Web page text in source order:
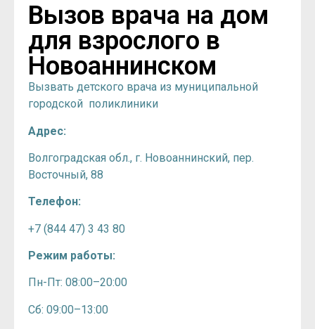
Вызов врача на дом
для взрослого в
Новоаннинском
Вызвать детского врача из муниципальной
городской поликлиники
Адрес:
Волгоградская обл., г. Новоаннинский, пер.
Восточный, 88
Телефон:
+7 (844 47) 3 43 80
Режим работы:
Пн-Пт: 08:00–20:00
Сб: 09:00–13:00